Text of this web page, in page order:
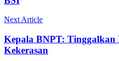
Next Article
Kepala BNPT: Tinggalkan
Kekerasan